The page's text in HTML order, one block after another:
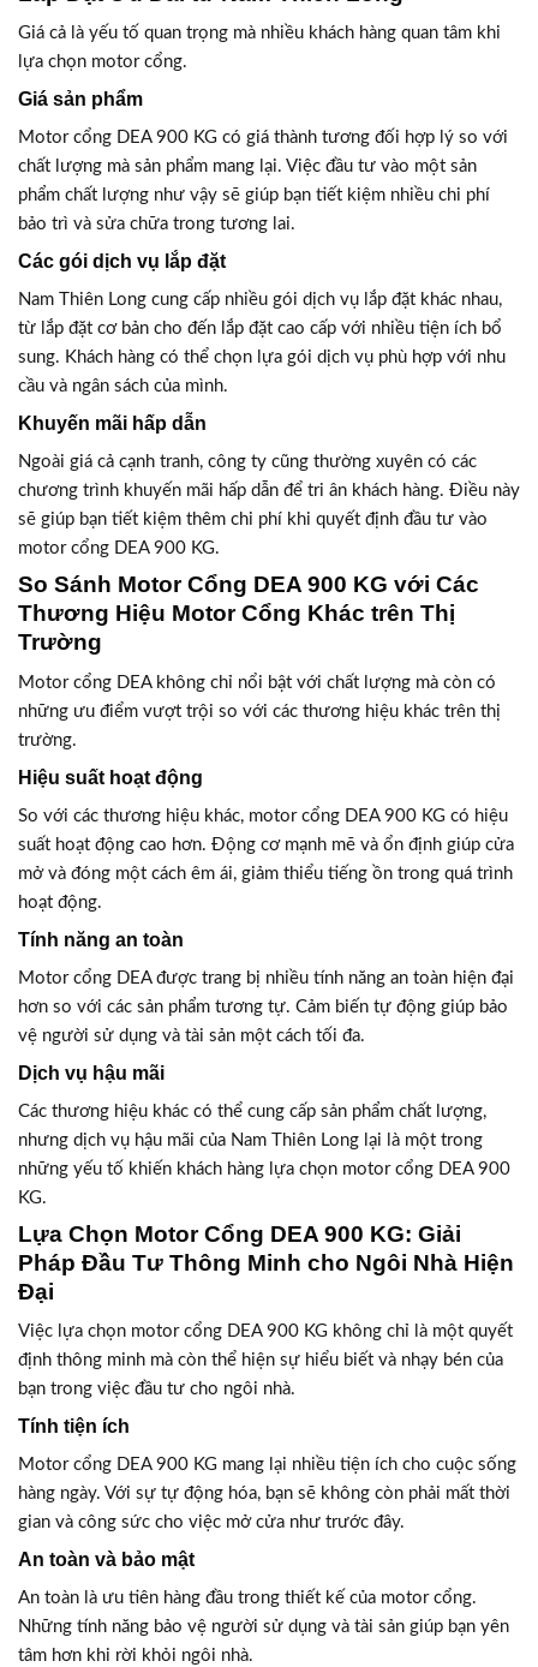
Giá cả là yếu tố quan trọng mà nhiều khách hàng quan tâm khi
lựa chọn motor cổng.
Giá sản phẩm
Motor cổng DEA 900 KG có giá thành tương đối hợp lý so với
chất lượng mà sản phẩm mang lại. Việc đầu tư vào một sản
phẩm chất lượng như vậy sẽ giúp bạn tiết kiệm nhiều chi phí
bảo trì và sửa chữa trong tương lai.
Các gói dịch vụ lắp đặt
Nam Thiên Long cung cấp nhiều gói dịch vụ lắp đặt khác nhau,
từ lắp đặt cơ bản cho đến lắp đặt cao cấp với nhiều tiện ích bổ
sung. Khách hàng có thể chọn lựa gói dịch vụ phù hợp với nhu
cầu và ngân sách của mình.
Khuyến mãi hấp dẫn
Ngoài giá cả cạnh tranh, công ty cũng thường xuyên có các
chương trình khuyến mãi hấp dẫn để tri ân khách hàng. Điều này
sẽ giúp bạn tiết kiệm thêm chi phí khi quyết định đầu tư vào
motor cổng DEA 900 KG.
So Sánh Motor Cổng DEA 900 KG với Các
Thương Hiệu Motor Cổng Khác trên Thị
Trường
Motor cổng DEA không chỉ nổi bật với chất lượng mà còn có
những ưu điểm vượt trội so với các thương hiệu khác trên thị
trường.
Hiệu suất hoạt động
So với các thương hiệu khác, motor cổng DEA 900 KG có hiệu
suất hoạt động cao hơn. Động cơ mạnh mẽ và ổn định giúp cửa
mở và đóng một cách êm ái, giảm thiểu tiếng ồn trong quá trình
hoạt động.
Tính năng an toàn
Motor cổng DEA được trang bị nhiều tính năng an toàn hiện đại
hơn so với các sản phẩm tương tự. Cảm biến tự động giúp bảo
vệ người sử dụng và tài sản một cách tối đa.
Dịch vụ hậu mãi
Các thương hiệu khác có thể cung cấp sản phẩm chất lượng,
nhưng dịch vụ hậu mãi của Nam Thiên Long lại là một trong
những yếu tố khiến khách hàng lựa chọn motor cổng DEA 900
KG.
Lựa Chọn Motor Cổng DEA 900 KG: Giải
Pháp Đầu Tư Thông Minh cho Ngôi Nhà Hiện
Đại
Việc lựa chọn motor cổng DEA 900 KG không chỉ là một quyết
định thông minh mà còn thể hiện sự hiểu biết và nhạy bén của
bạn trong việc đầu tư cho ngôi nhà.
Tính tiện ích
Motor cổng DEA 900 KG mang lại nhiều tiện ích cho cuộc sống
hàng ngày. Với sự tự động hóa, bạn sẽ không còn phải mất thời
gian và công sức cho việc mở cửa như trước đây.
An toàn và bảo mật
An toàn là ưu tiên hàng đầu trong thiết kế của motor cổng.
Những tính năng bảo vệ người sử dụng và tài sản giúp bạn yên
tâm hơn khi rời khỏi ngôi nhà.